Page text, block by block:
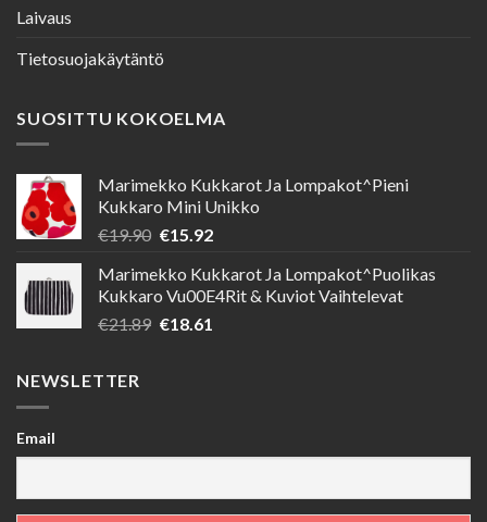
Laivaus
Tietosuojakäytäntö
SUOSITTU KOKOELMA
Marimekko Kukkarot Ja Lompakot^Pieni
Kukkaro Mini Unikko
€19.90 Alkuperäinen
oli:
€19.90.
€15.92Nykyinen
on:
€15.92.
Marimekko Kukkarot Ja Lompakot^Puolikas
Kukkaro Vu00E4Rit & Kuviot Vaihtelevat
€21.89 Alkuperäinen
€18.61
NEWSLETTER
Email